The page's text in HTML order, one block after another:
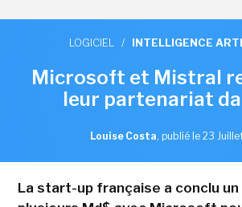
LOGICIEL / INTELLIGENCE
Microsoft et Mistral
leur partenariat
Louise Costa, publié le 23
La start-up française a conclu un